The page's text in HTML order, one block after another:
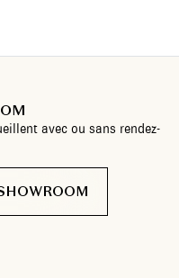
avec ou sans rendez-